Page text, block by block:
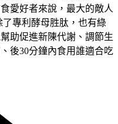
愛好者來說，最大的敵人
專利酵母胜肽，也有綠
助促進新陳代謝、調節生
後30分鐘內食用誰適合吃